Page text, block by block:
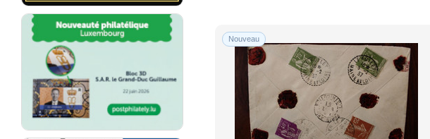
Nouveau